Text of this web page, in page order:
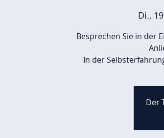
Di.,
Besprechen Sie in der
In der
Der